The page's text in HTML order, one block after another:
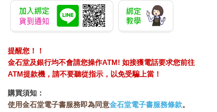
考，終於想到啦！這句日文是「忙到不可開交」的意思！這樣說
起來一切都合理了！
應該不難想像那個畫面吧！忙到兩隻手都閒不下來的時候，真的
算只有貓的手也借我用一下啦！而且說不定還包含至少可以用來
療癒的部分？（店員內心 OS：不要在思考這些有的沒的趕快來
幫我啊啊啊！）
和忙碌的店員相比之下，這裡的客人們就顯得異常悠閒（畢竟人
家也是花錢來吸貓的好嗎），即使貓咪看似不情願仍搓著他們的
肚肚，邊喝著自己的下午茶和朋友們聊是非。突然間旁邊的一位
提醒您！！
金石堂及銀行均不會請您操作ATM! 如接獲電話要求您前往
ATM提款機，請不要聽從指示，以免受騙上當！
購買須知：
使用金石堂電子書服務即為同意金石堂電子書服務條款。